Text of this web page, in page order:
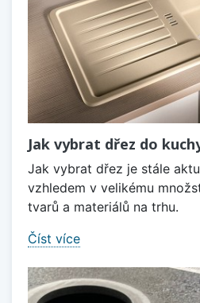
Jak vybrat dřez do
Jak vybrat dřez je stále
vzhledem v velikému
tvarů a materiálů na trhu.
Číst více